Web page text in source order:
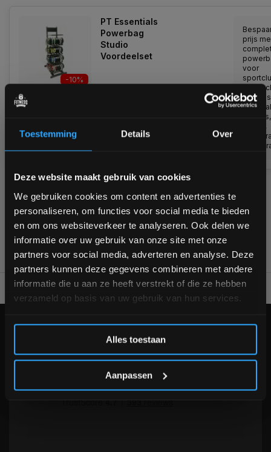
Toestemming Details Over
Deze website maakt gebruik van cookies
We gebruiken cookies om content en advertenties te
personaliseren, om functies voor social media te bieden
en om ons websiteverkeer te analyseren. Ook delen we
informatie over uw gebruik van onze site met onze
partners voor social media, adverteren en analyse. Deze
partners kunnen deze gegevens combineren met andere
informatie die u aan ze heeft verstrekt of die ze hebben
verzameld op basis van uw gebruik van hun services.
Alles toestaan
Aanpassen
-10%
PT Essentials
Powerbag
Studio
Voordeelset
voorraad
prijs
voor
pesonal
trainers,
hotels,
1
Voor 95% direct uit voorraad geleverd Professionele
KLANTENSERVICE
info@fitnesskoerier.nl
Bam! 5% korting op je volgende
Schrijf je in voor onze nieuwsbrief om op de hoogte te
blijven over onze nieuwe producten, deals en meer
interessante info. Ontvang 5% korting op je eerstvolgende
aankoop! 😀
Inschrijven
*Verzendkosten vallen buiten de korting